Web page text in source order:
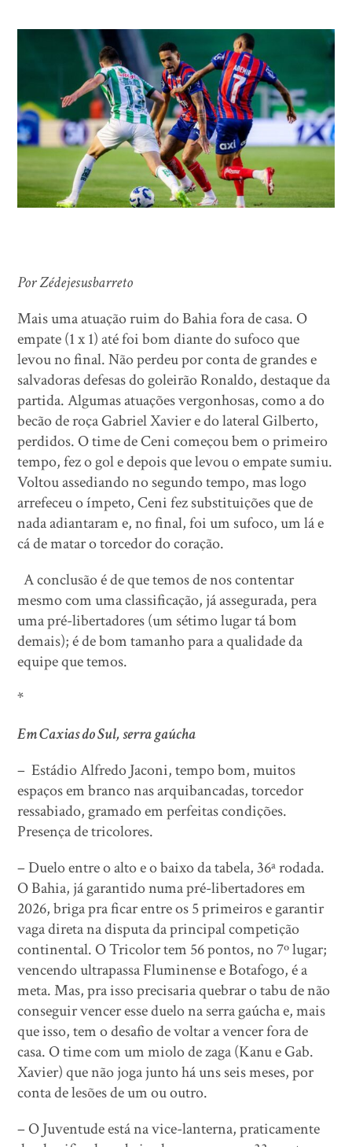
Por Zédejesusbarreto
Mais uma atuação ruim do Bahia fora de casa. O
empate (1 x 1) até foi bom diante do sufoco que
levou no final. Não perdeu por conta de grandes e
salvadoras defesas do goleirão Ronaldo, destaque da
partida. Algumas atuações vergonhosas, como a do
becão de roça Gabriel Xavier e do lateral Gilberto,
perdidos. O time de Ceni começou bem o primeiro
tempo, fez o gol e depois que levou o empate sumiu.
Voltou assediando no segundo tempo, mas logo
arrefeceu o ímpeto, Ceni fez substituições que de
nada adiantaram e, no final, foi um sufoco, um lá e
cá de matar o torcedor do coração.
A conclusão é de que temos de nos contentar
mesmo com uma classificação, já assegurada, pera
uma pré-libertadores (um sétimo lugar tá bom
demais); é de bom tamanho para a qualidade da
equipe que temos.
*
Em Caxias do Sul, serra gaúcha
– Estádio Alfredo Jaconi, tempo bom, muitos
espaços em branco nas arquibancadas, torcedor
ressabiado, gramado em perfeitas condições.
Presença de tricolores.
– Duelo entre o alto e o baixo da tabela, 36ª rodada.
O Bahia, já garantido numa pré-libertadores em
2026, briga pra ficar entre os 5 primeiros e garantir
vaga direta na disputa da principal competição
continental. O Tricolor tem 56 pontos, no 7º lugar;
vencendo ultrapassa Fluminense e Botafogo, é a
meta. Mas, pra isso precisaria quebrar o tabu de não
conseguir vencer esse duelo na serra gaúcha e, mais
que isso, tem o desafio de voltar a vencer fora de
casa. O time com um miolo de zaga (Kanu e Gab.
Xavier) que não joga junto há uns seis meses, por
conta de lesões de um ou outro.
– O Juventude está na vice-lanterna, praticamente